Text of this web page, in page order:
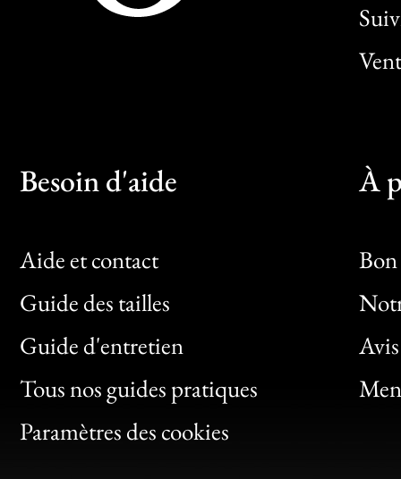
Besoin d'aide
Aide et contact
Guide des tailles
Guide d'entretien
Tous nos guides pratiques
Paramètres des cookies
À
Bon
Clic